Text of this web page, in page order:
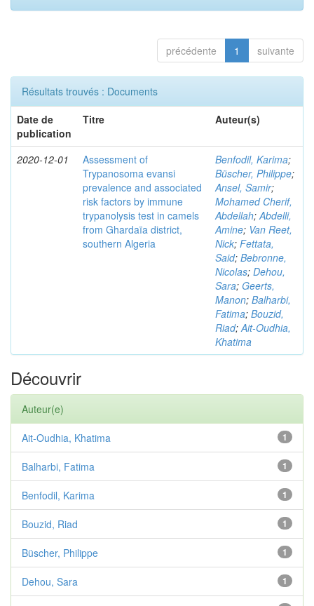
précédente 1 suivante
Résultats trouvés : Documents
Date de
publication
Titre Auteur(s)
2020-12-01
Assessment of
Trypanosoma evansi
prevalence and associated
risk factors by immune
trypanolysis test in camels
from Ghardaïa district,
southern Algeria
Benfodil, Karima;
Büscher, Philippe;
Ansel, Samir;
Mohamed Cherif,
Abdellah;Abdelli,
Amine; Van Reet,
Nick; Fettata,
Said; Bebronne,
Nicolas; Dehou,
Sara; Geerts,
Manon; Balharbi,
Fatima; Bouzid,
Riad;Ait-Oudhia,
Khatima
Découvrir
Auteur(e)
1
Ait-Oudhia, Khatima
1
Balharbi, Fatima
1
Benfodil, Karima
1
Bouzid, Riad
1
Büscher, Philippe
1
Dehou, Sara